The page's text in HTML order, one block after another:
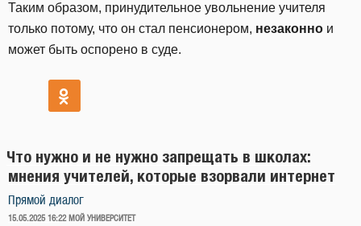
Таким образом, принудительное увольнение учителя
только потому, что он стал пенсионером, незаконно и
может быть оспорено в суде.
Что нужно и не нужно запрещать в школах:
мнения учителей, которые взорвали интернет
Прямой диалог
ОПУБЛИКОВАНО
15.05.2025 16:22 МОЙ УНИВЕРСИТЕТ